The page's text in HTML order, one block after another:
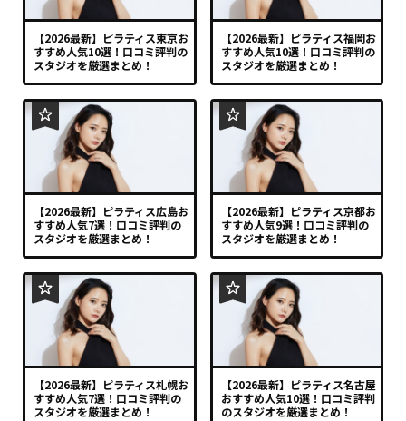
【2026最新】ピラティス東京お
すすめ人気10選！口コミ評判の
スタジオを厳選まとめ！
【2026最新】ピラティス福岡お
すすめ人気10選！口コミ評判の
スタジオを厳選まとめ！
【2026最新】ピラティス広島お
すすめ人気7選！口コミ評判の
スタジオを厳選まとめ！
【2026最新】ピラティス京都お
すすめ人気9選！口コミ評判の
スタジオを厳選まとめ！
【2026最新】ピラティス札幌お
すすめ人気7選！口コミ評判の
スタジオを厳選まとめ！
【2026最新】ピラティス名古屋
おすすめ人気10選！口コミ評判
のスタジオを厳選まとめ！